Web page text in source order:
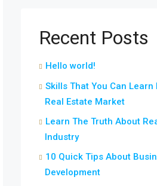
Recent Posts
Hello world!
Skills That You Can Learn
Real Estate Market
Learn The Truth About
Industry
10 Quick Tips About
Development